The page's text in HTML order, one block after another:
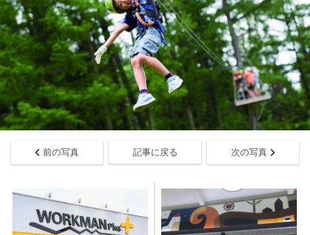
前の写真 記事に戻る 次の写真